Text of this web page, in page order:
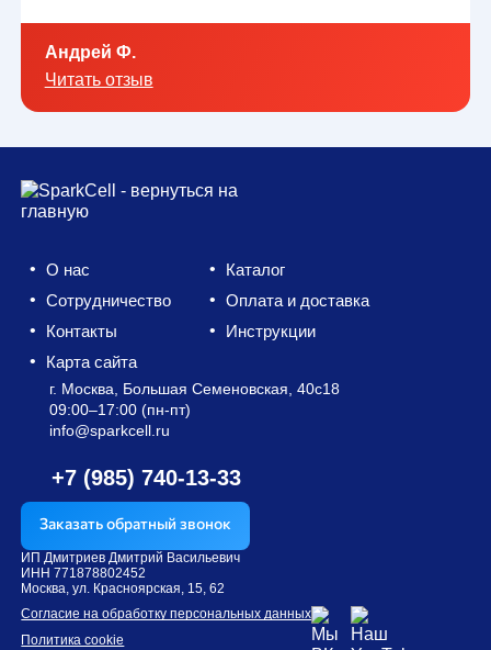
Андрей Ф.
Читать отзыв
О нас
Каталог
Сотрудничество
Оплата и доставка
Контакты
Инструкции
Карта сайта
г. Москва, Большая Семеновская, 40с18​
09:00–17:00 (пн-пт)
info@sparkcell.ru
+7 (985) 740-13-33
Заказать обратный звонок
ИП Дмитриев Дмитрий Васильевич
ИНН 771878802452
Москва, ул. Красноярская, 15, 62
Согласие на обработку персональных данных
Политика cookie